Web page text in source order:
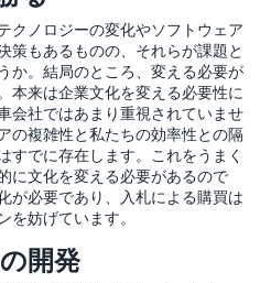
クノロジーの変化やソフトウェア
策もあるものの、それらが課題と
か。結局のところ、変える必要が
本来は企業文化を変える必要性に
会社ではあまり重視されていませ
の複雑性と私たちの効率性との隔
すでに存在します。これをうまく
に文化を変える必要があるので
が必要であり、入札による購買は
を妨げています。
開発